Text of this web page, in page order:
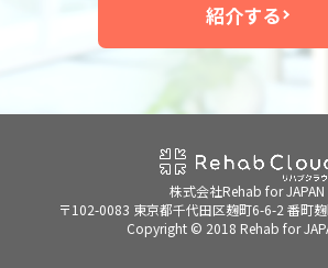
紹介する
株式会社Rehab for JAPAN
〒102-0083 東京都千代田区麹町6-6-2 番町
Copyright © 2018 Rehab for